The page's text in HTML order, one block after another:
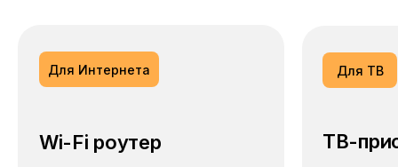
Для Интернета Для ТВ
Wi-Fi роутер ТВ-